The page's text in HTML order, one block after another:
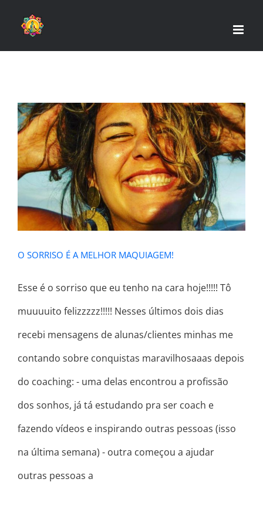
O SORRISO É A MELHOR
MAQUIAGEM!
O SORRISO É A MELHOR MAQUIAGEM!
Esse é o sorriso que eu tenho na cara hoje!!!!! Tô
muuuuito felizzzzz!!!!! Nesses últimos dois dias
recebi mensagens de alunas/clientes minhas me
contando sobre conquistas maravilhosaaas depois
do coaching: - uma delas encontrou a profissão
dos sonhos, já tá estudando pra ser coach e
fazendo vídeos e inspirando outras pessoas (isso
na última semana) - outra começou a ajudar
outras pessoas a